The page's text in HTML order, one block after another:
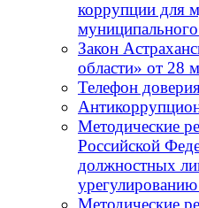
коррупции для
Закон
области» от 28
Телефон
Методические
Российской
должностных